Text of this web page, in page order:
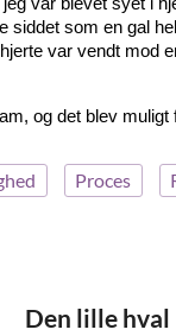
siddet som en gal
var vendt
og det blev
Proces
Den lille hval